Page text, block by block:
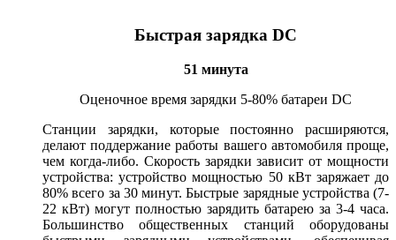
Быстрая зарядка DC
51 минута
Оценочное время зарядки 5-80% батареи DC
Станции зарядки, которые постоянно расширяются,
делают поддержание работы вашего автомобиля проще,
чем когда-либо. Скорость зарядки зависит от мощности
устройства: устройство мощностью 50 кВт заряжает до
80% всего за 30 минут. Быстрые зарядные устройства (7-
22 кВт) могут полностью зарядить батарею за 3-4 часа.
Большинство общественных станций оборудованы